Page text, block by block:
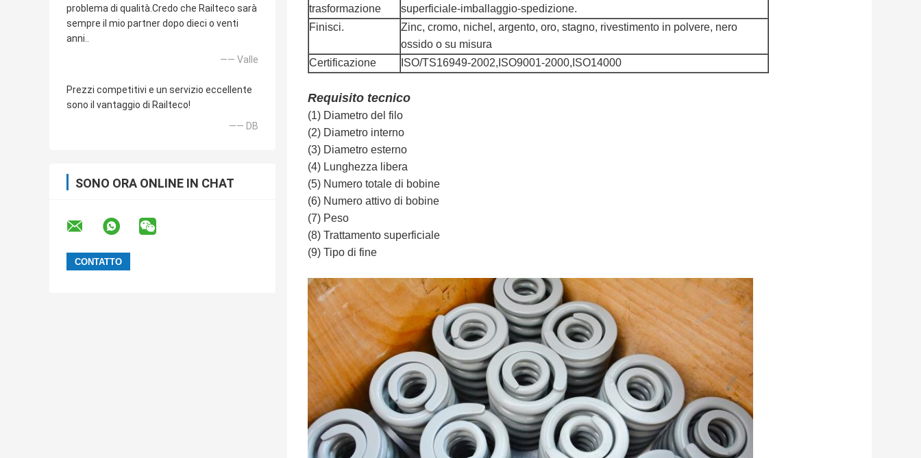
problema di qualità.Credo che Railteco sarà
sempre il mio partner dopo dieci o venti
anni..
—— Valle
Prezzi competitivi e un servizio eccellente
sono il vantaggio di Railteco!
—— DB
SONO ORA ONLINE IN CHAT
trasformazione
superficiale-imballaggio-spedizione.
Finisci.
Zinc, cromo, nichel, argento, oro, stagno, rivestimento in polvere, nero
ossido o su misura
Certificazione
ISO/TS16949-2002,ISO9001-2000,ISO14000
Requisito tecnico
(1) Diametro del filo
(2) Diametro interno
(3) Diametro esterno
(4) Lunghezza libera
(5) Numero totale di bobine
(6) Numero attivo di bobine
(7) Peso
(8) Trattamento superficiale
(9) Tipo di fine